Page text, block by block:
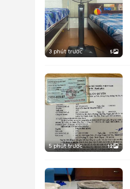
3 phút trước 5
5 phút trước 12